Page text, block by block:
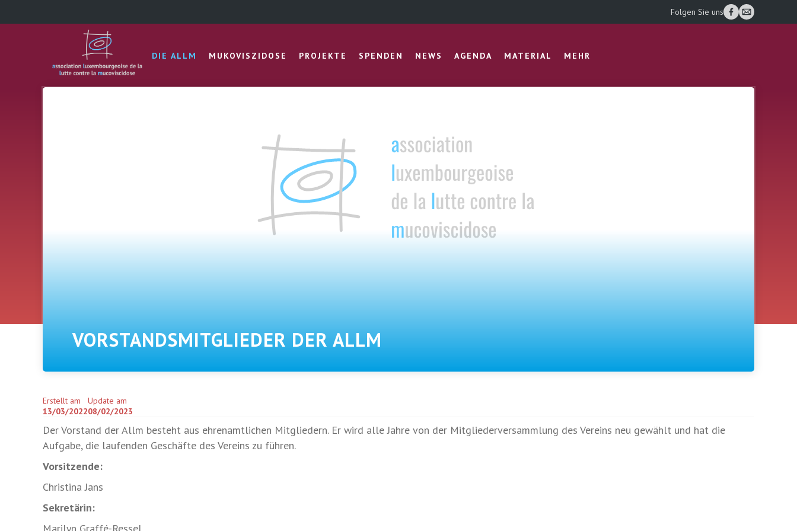
Folgen Sie uns
DIE ALLM MUKOVISZIDOSE PROJEKTE SPENDEN NEWS AGENDA MATERIAL MEHR
VORSTANDSMITGLIEDER DER ALLM
Erstellt am
13/03/2022
Update am
08/02/2023
Der Vorstand der Allm besteht aus ehrenamtlichen Mitgliedern. Er wird alle Jahre von der Mitgliederversammlung des Vereins neu gewählt und hat die
Aufgabe, die laufenden Geschäfte des Vereins zu führen.
Vorsitzende:
Christina Jans
Sekretärin: